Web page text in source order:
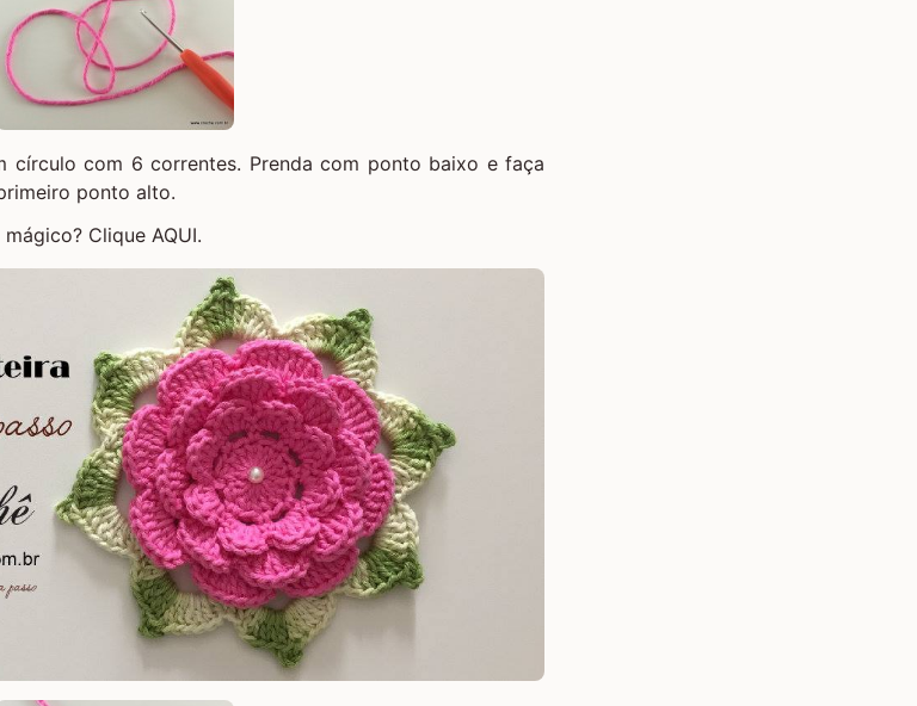
círculo com 6 correntes. Prenda com ponto baixo e faça
ponto alto.
Clique AQUI.